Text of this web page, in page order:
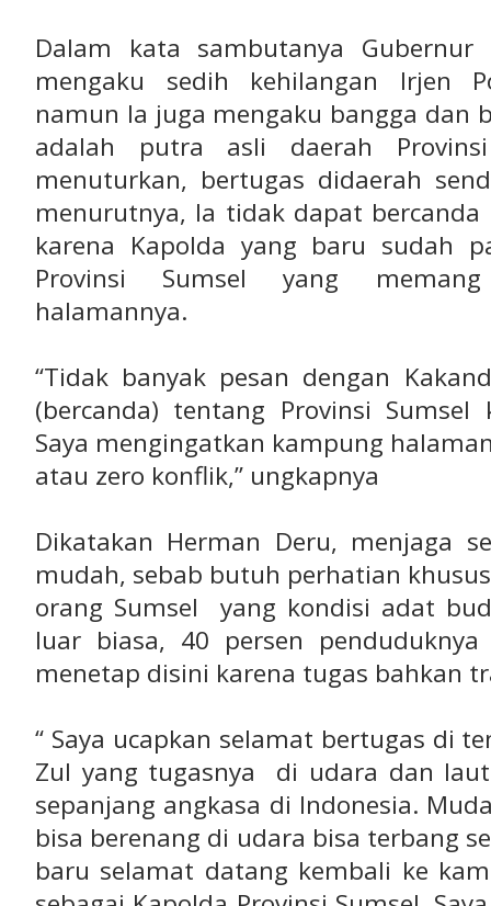
Dalam kata sambutanya
mengaku sedih kehilangan Irjen
namun Ia juga mengaku bangga dan
adalah putra asli daerah
menuturkan, bertugas didaerah
menurutnya, Ia tidak dapat bercanda
karena Kapolda yang baru sudah
Provinsi Sumsel yang
halamannya.
“Tidak banyak pesan dengan
(bercanda) tentang Provinsi
Saya mengingatkan kampung
atau zero konflik,” ungkapnya
Dikatakan Herman Deru, menjaga
mudah, sebab butuh perhatian
orang Sumsel yang kondisi adat
luar biasa, 40 persen
menetap disini karena tugas bahkan
“ Saya ucapkan selamat bertugas di
Zul yang tugasnya di udara dan
sepanjang angkasa di Indonesia.
bisa berenang di udara bisa terbang
baru selamat datang kembali ke